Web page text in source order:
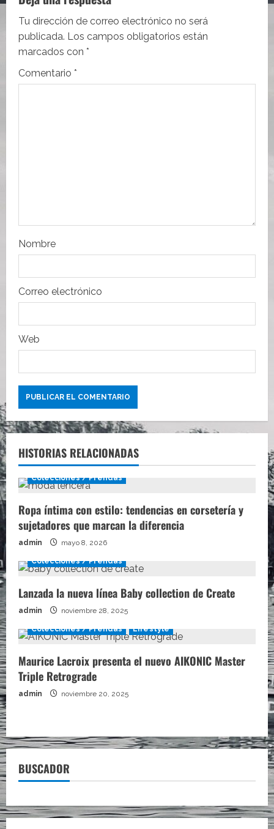
i
ó
n
r
a
d
a
s
Tu dirección de correo electrónico no será
publicada. Los campos obligatorios están
marcados con *
Comentario *
Nombre
Correo electrónico
Web
HISTORIAS RELACIONADAS
Colecciones / Prendas
Ropa íntima con estilo: tendencias en corsetería y
sujetadores que marcan la diferencia
admin mayo 8, 2026
Colecciones / Prendas
Lanzada la nueva línea Baby collection de Create
admin noviembre 28, 2025
Colecciones / Prendas Lifestyle
Maurice Lacroix presenta el nuevo AIKONIC Master
Triple Retrograde
admin noviembre 20, 2025
BUSCADOR